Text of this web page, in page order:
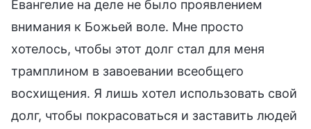
Евангелие на деле не было проявлением
внимания к Божьей воле. Мне просто
хотелось, чтобы этот долг стал для меня
трамплином в завоевании всеобщего
восхищения. Я лишь хотел использовать свой
долг, чтобы покрасоваться и заставить людей